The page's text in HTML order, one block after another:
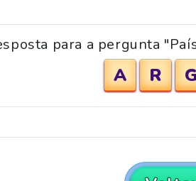
para a pergunta
A R G